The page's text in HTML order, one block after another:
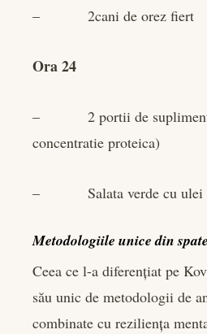
– 2cani de orez fiert
Ora 24
– 2 portii de suplimente
concentratie proteica)
– Salata verde cu ulei
Metodologiile unice din
Ceea ce l-a diferențiat pe
său unic de metodologii de
combinate cu reziliența